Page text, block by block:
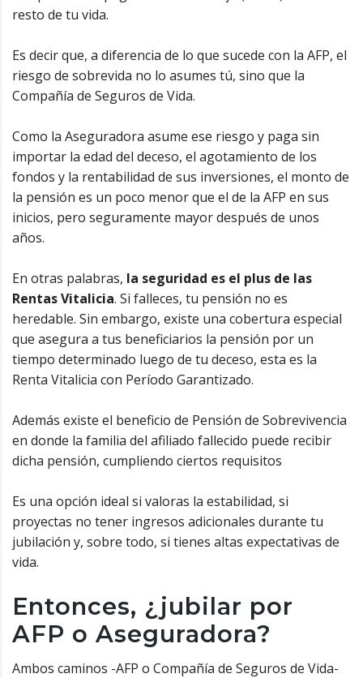
resto de tu vida.
Es decir que, a diferencia de lo que sucede con la AFP, el
riesgo de sobrevida no lo asumes tú, sino que la
Compañía de Seguros de Vida.
Como la Aseguradora asume ese riesgo y paga sin
importar la edad del deceso, el agotamiento de los
fondos y la rentabilidad de sus inversiones, el monto de
la pensión es un poco menor que el de la AFP en sus
inicios, pero seguramente mayor después de unos
años.
En otras palabras, la seguridad es el plus de las
Rentas Vitalicia. Si falleces, tu pensión no es
heredable. Sin embargo, existe una cobertura especial
que asegura a tus beneficiarios la pensión por un
tiempo determinado luego de tu deceso, esta es la
Renta Vitalicia con Período Garantizado.
Además existe el beneficio de Pensión de Sobrevivencia
en donde la familia del afiliado fallecido puede recibir
dicha pensión, cumpliendo ciertos requisitos
Es una opción ideal si valoras la estabilidad, si
proyectas no tener ingresos adicionales durante tu
jubilación y, sobre todo, si tienes altas expectativas de
vida.
Entonces, ¿jubilar por
AFP o Aseguradora?
Ambos caminos -AFP o Compañía de Seguros de Vida-